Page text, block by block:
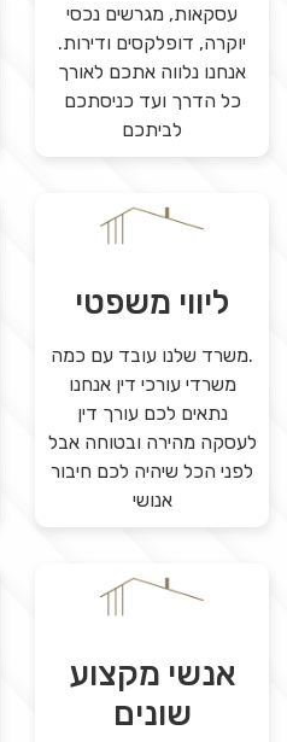
עסקאות, מגרשים נכסי
יוקרה, דופלקסים ודירות.
אנחנו נלווה אתכם לאורך
כל הדרך ועד כניסתכם
לביתכם
ליווי משפטי
.משרד שלנו עובד עם כמה
משרדי עורכי דין אנחנו
נתאים לכם עורך דין
לעסקה מהירה ובטוחה אבל
לפני הכל שיהיה לכם חיבור
אנושי
אנשי מקצוע
שונים